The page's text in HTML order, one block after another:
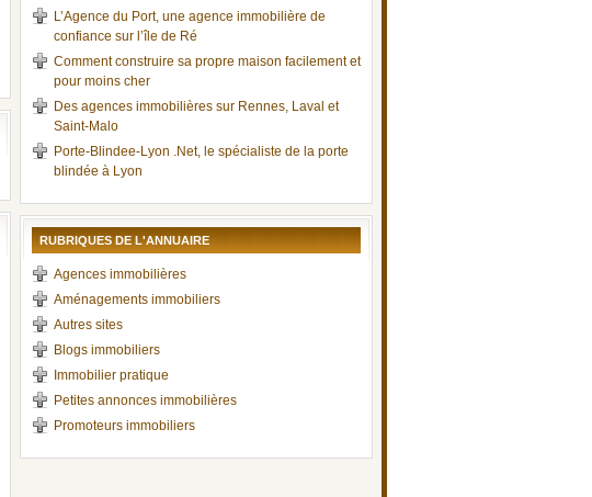
L’Agence du Port, une agence immobilière de
confiance sur l’île de Ré
Comment construire sa propre maison facilement et
pour moins cher
Des agences immobilières sur Rennes, Laval et
Saint-Malo
Porte-Blindee-Lyon .Net, le spécialiste de la porte
blindée à Lyon
RUBRIQUES DE L'ANNUAIRE
Agences immobilières
Aménagements immobiliers
Autres sites
Blogs immobiliers
Immobilier pratique
Petites annonces immobilières
Promoteurs immobiliers